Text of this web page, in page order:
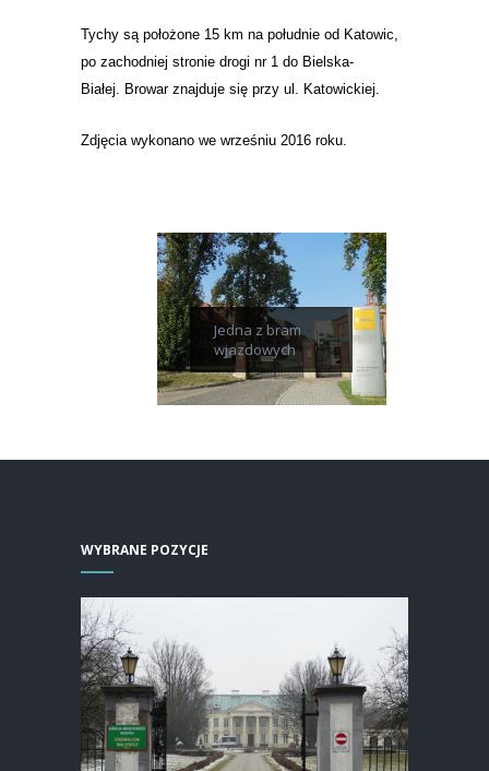
Tychy są położone 15 km na południe od Katowic,
po zachodniej stronie drogi nr 1 do Bielska-
Białej. Browarznajduje się przy ul. Katowickiej.
Zdjęcia wykonano we wrześniu 2016 roku.
Jedna z bram
wjazdowych
WYBRANE POZYCJE